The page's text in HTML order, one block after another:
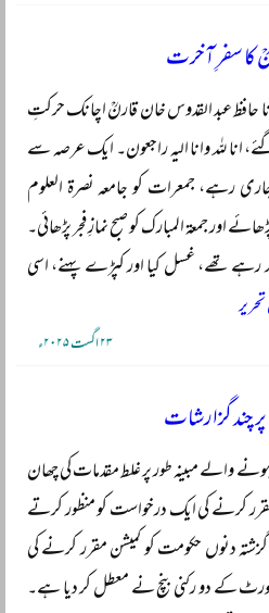
کا سفرِ آخرت
حافظ عبد القدوس خان قارنؒ اچانک حرکتِ
انا للہ وانا الیہ راجعون۔ ایک عرصہ سے
رہے، جمعرات کو جامعہ نصرۃ العلوم
اور جمعۃ المبارک کو صبح نمازِ فجر پڑھائی۔
رہے تھے، غسل کیا اور کپڑے پہنے، اسی
۲۳ اگست ۲۰۲۵ء
چند گزارشات
والے مبینہ طور پر غلط مقدمات کی چھان
کرنے کی ایک درخواست کو منظور کرتے
دنوں حکومت کو کمیشن مقرر کرنے کی
کورٹ کے دو رکنی بنچ نے معطل کر دیا ہے۔